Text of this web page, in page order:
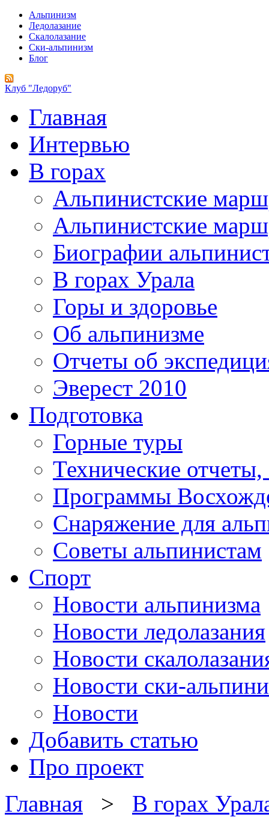
Альпинизм
Ледолазание
Скалолазание
Ски-альпинизм
Блог
Клуб "Ледоруб"
Главная
Интервью
В горах
Альпинистские
Альпинистские
Биографии
В горах Урала
Горы и здоровье
Об альпинизме
Отчеты об
Эверест 2010
Подготовка
Горные туры
Технические
Программы
Снаряжение для
Советы альпинистам
Спорт
Новости альпинизма
Новости ледолазания
Новости
Новости ски-
Новости
Добавить статью
Про проект
Главная > В горах